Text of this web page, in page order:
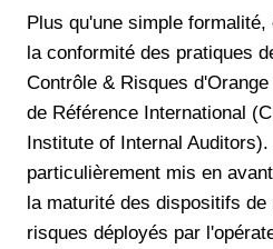
Plus qu'une simple
la conformité des pratiques
Contrôle & Risques
de Référence International
Institute of Internal
particulièrement mis en
la maturité des dispositifs de
risques déployés par